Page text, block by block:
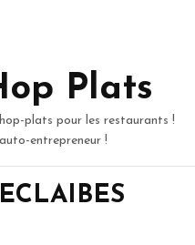
Plats
plats pour les restaurants !
entrepreneur !